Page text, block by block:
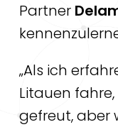
Partner
„Als ich
Litauen
gefreut, aber